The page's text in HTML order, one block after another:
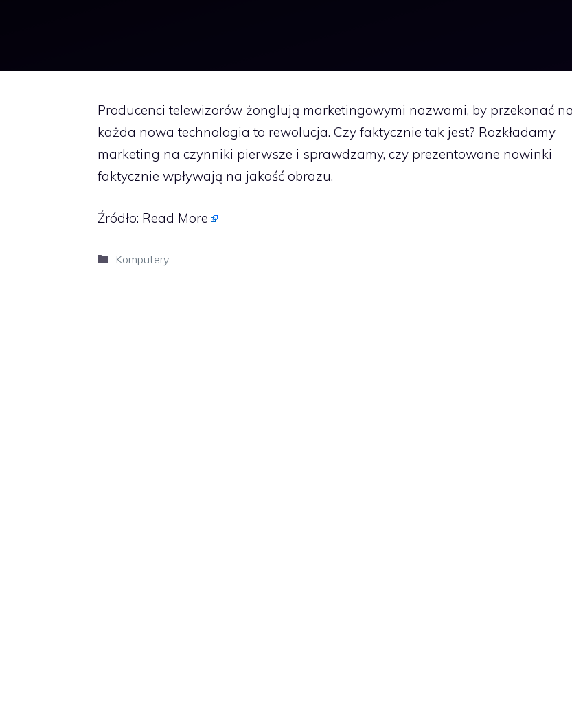
Producenci telewizorów żonglują marketingowymi nazwami, by przekonać
każda nowa technologia to rewolucja. Czy faktycznie tak jest? Rozkładamy
marketing na czynniki pierwsze i sprawdzamy, czy prezentowane nowinki
faktycznie wpływają na jakość obrazu.
Źródło: Read More
Kategorie
Komputery